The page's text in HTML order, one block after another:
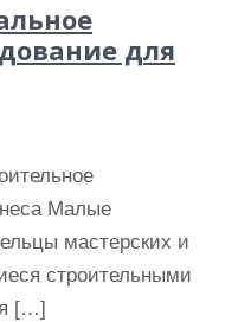
для
Малые
мастерских и
строительными
[…]